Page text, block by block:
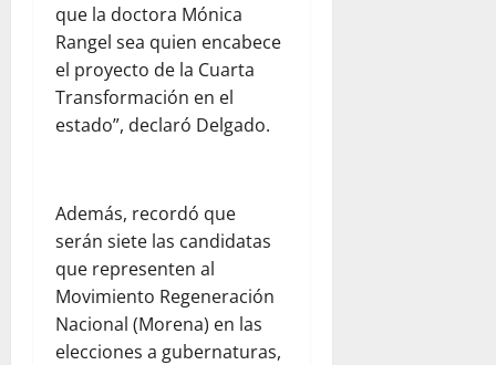
que la doctora Mónica
Rangel sea quien encabece
el proyecto de la Cuarta
Transformación en el
estado”, declaró Delgado.
Además, recordó que
serán siete las candidatas
que representen al
Movimiento Regeneración
Nacional (Morena) en las
elecciones a gubernaturas,